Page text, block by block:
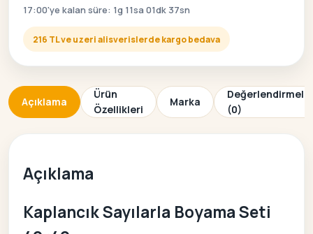
17:00'ye kalan süre: 1g 11sa 01dk 37sn
216 TL ve uzeri alisverislerde kargo bedava
Açıklama
Ürün
Özellikleri
Marka
(0)
Açıklama
Kaplancık Sayılarla Boyama Seti